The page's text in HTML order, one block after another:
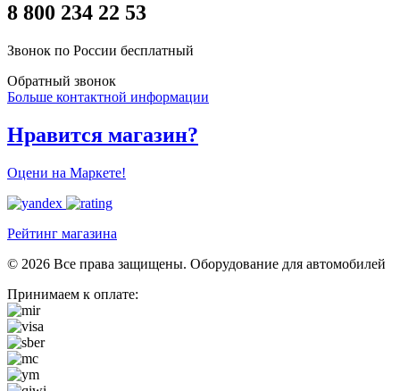
8 800 234 22 53
Звонок по России бесплатный
Обратный звонок
Больше контактной информации
Нравится магазин?
Оцени на Маркете!
Рейтинг магазина
© 2026 Все права защищены. Оборудование для автомобилей
Принимаем к оплате: